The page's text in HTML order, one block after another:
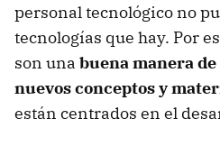
personal tecnológico no
tecnologías que hay. Por
son una buena manera
nuevos conceptos y
están centrados en el